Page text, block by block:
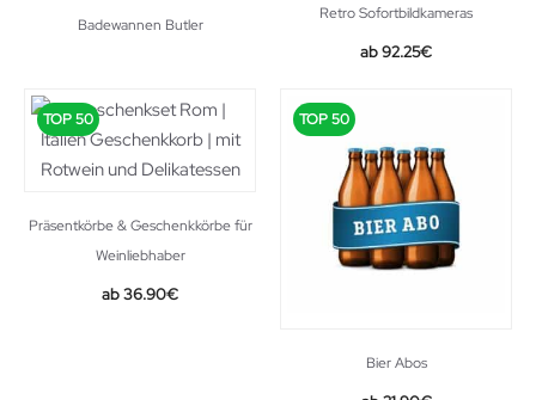
Badewannen Butler
Retro Sofortbildkameras
Original
92.25€Current
TOP 50
Präsentkörbe & Geschenkkörbe für
Weinliebhaber
36.90€
TOP 50
Bier Abos